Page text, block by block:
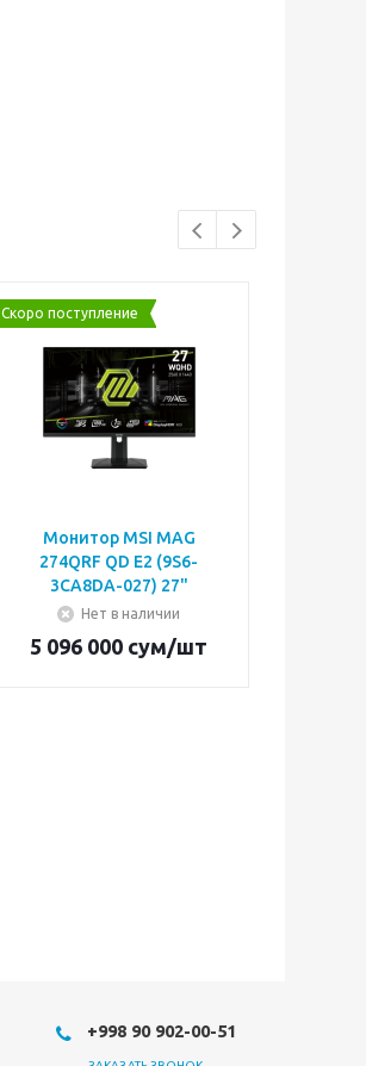
Скоро поступление
Монитор MSI MAG
274QRF QD E2 (9S6-
3CA8DA-027) 27"
Нет в наличии
5 096 000 сум/шт
+998 90 902-00-51